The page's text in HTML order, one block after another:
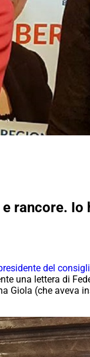
rancore.
del
una lettera di
Giola (che aveva